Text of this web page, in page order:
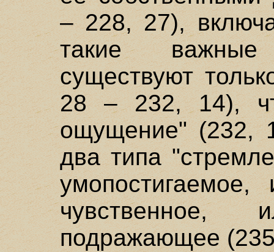
– 228, 27),
такие
существуют
28 – 232, 14),
ощущение" (232,
два типа
чувственное,
подражающее